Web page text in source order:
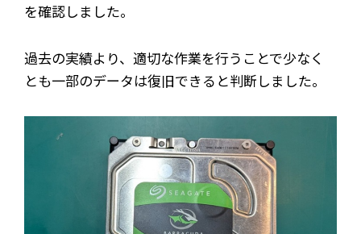
を確認しました。
過去の実績より、適切な作業を行うことで少なく
とも一部のデータは復旧できると判断しました。